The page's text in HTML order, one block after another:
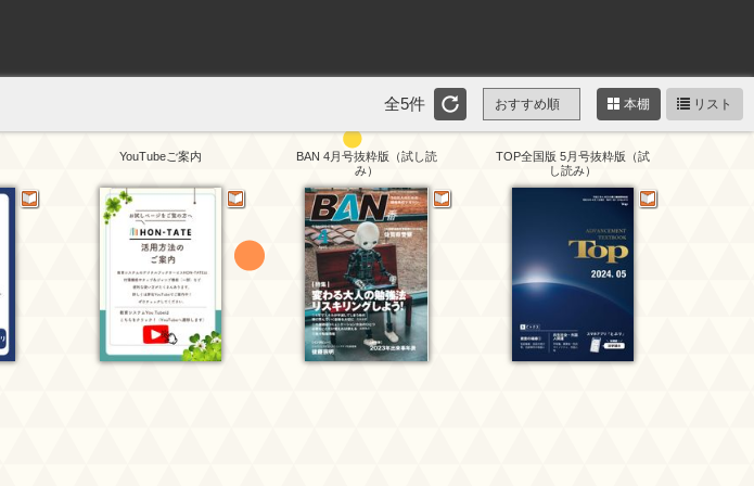
本棚 リスト
全5件
YouTubeご案内
BAN 4月号抜粋版（試し読
み）
TOP全国版 5月号抜粋版（試
し読み）